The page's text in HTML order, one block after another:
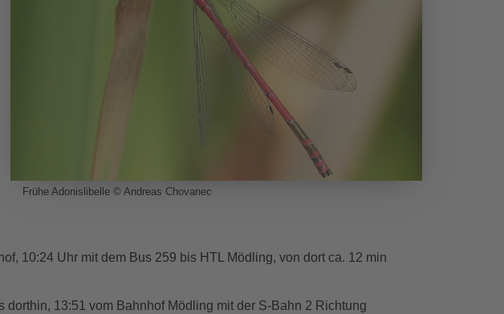
Frühe Adonislibelle © Andreas Chovanec
10:24 Uhr mit dem Bus 259 bis HTL Mödling, von dort ca. 12 min
13:51 vom Bahnhof Mödling mit der S-Bahn 2 Richtung